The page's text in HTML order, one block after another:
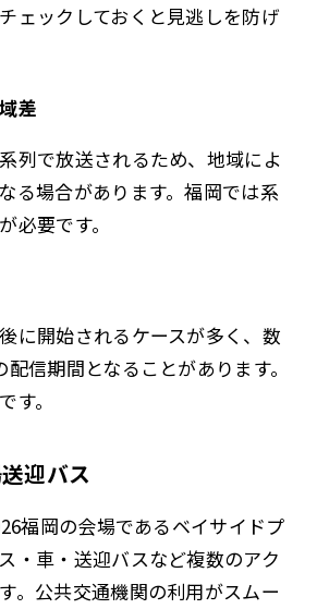
ェックしておくと見逃しを防げ
差
列で放送されるため、地域によ
る場合があります。福岡では系
必要です。
に開始されるケースが多く、数
信期間となることがあります。
す。
迎バス
福岡の会場であるベイサイドプ
・車・送迎バスなど複数のアク
。公共交通機関の利用がスムー